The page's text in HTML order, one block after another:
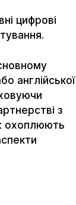
цифрові
англійської
з
охоплюють